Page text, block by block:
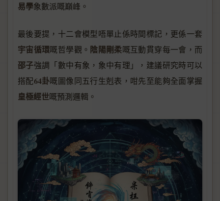
易學象數派嘅巔峰。
最後要提，十二會模型唔單止係時間標記，更係一套
宇宙循環嘅哲學觀。 陰陽剛柔嘅互動貫穿每一會，而
邵子強調「數中有象，象中有理」，建議研究時可以
搭配64卦嘅圖像同五行生剋表，咁先至能夠全面掌握
皇極經世嘅預測邏輯。